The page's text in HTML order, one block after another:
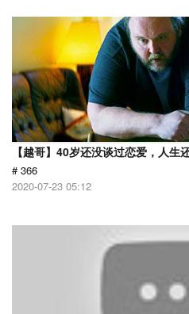
【越哥】40岁还没谈过恋爱，人生
# 366
2020-07-23 05:12